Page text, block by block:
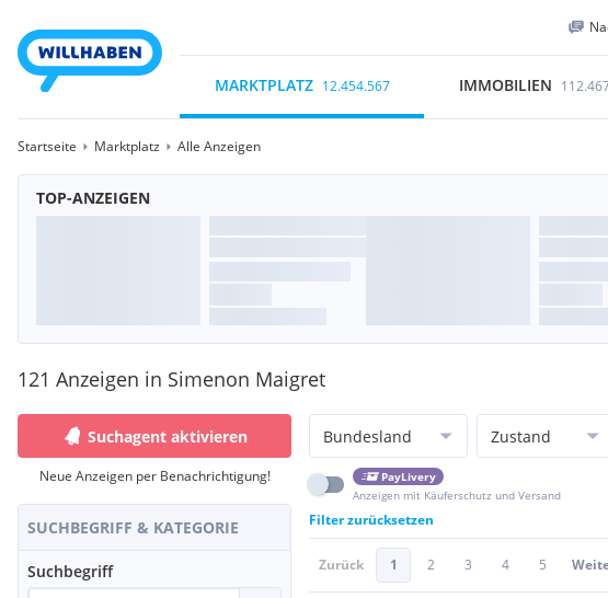
MARKTPLATZ 12.454.567 IMMOBILIEN
Startseite Marktplatz Alle Anzeigen
TOP-ANZEIGEN
121 Anzeigen in Simenon Maigret
Suchagent aktivieren
Neue Anzeigen per Benachrichtigung!
SUCHBEGRIFF & KATEGORIE
Suchbegriff
Bundesland Zustand
PayLivery
Anzeigen mit Käuferschutz und Versand
Filter zurücksetzen
Zurück 1 2 3 4 5